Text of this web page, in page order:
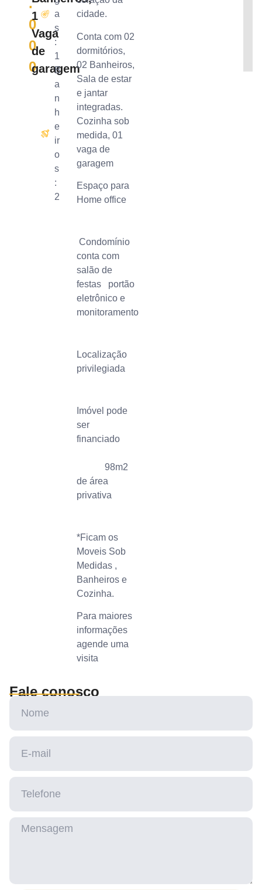
.
0
0
0
1
Vaga
de
garagem
a
s
:
1
B
a
n
h
e
ir
o
s
:
2
cidade.
Conta com 02
dormitórios,
02 Banheiros,
Sala de estar
e jantar
integradas.
Cozinha sob
medida, 01
vaga de
garagem
Espaço para
Home office
Condomínio
conta com
salão de
festas portão
eletrônico e
monitoramento
Localização
privilegiada
Imóvel pode
ser
financiado
98m2
de área
privativa
*Ficam os
Moveis Sob
Medidas ,
Banheiros e
Cozinha.
Para maiores
informações
agende uma
visita
Fale conosco